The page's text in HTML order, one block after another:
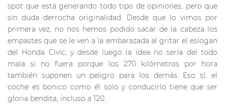
spot que está generando todo tipo de opiniones, pero que
sin duda derrocha originalidad. Desde que lo vimos por
primera vez, no nos hemos podido sacar de la cabeza los
empastes que se le ven a la embarazada al gritar el eslogan
del Honda Civic, y desde luego la idea no sería del todo
mala si no fuera porque los 270 kilómetros por hora
también suponen un peligro para los demás. Eso sí, el
coche es bonico como él solo y conducirlo tiene que ser
gloria bendita, incluso a 120.